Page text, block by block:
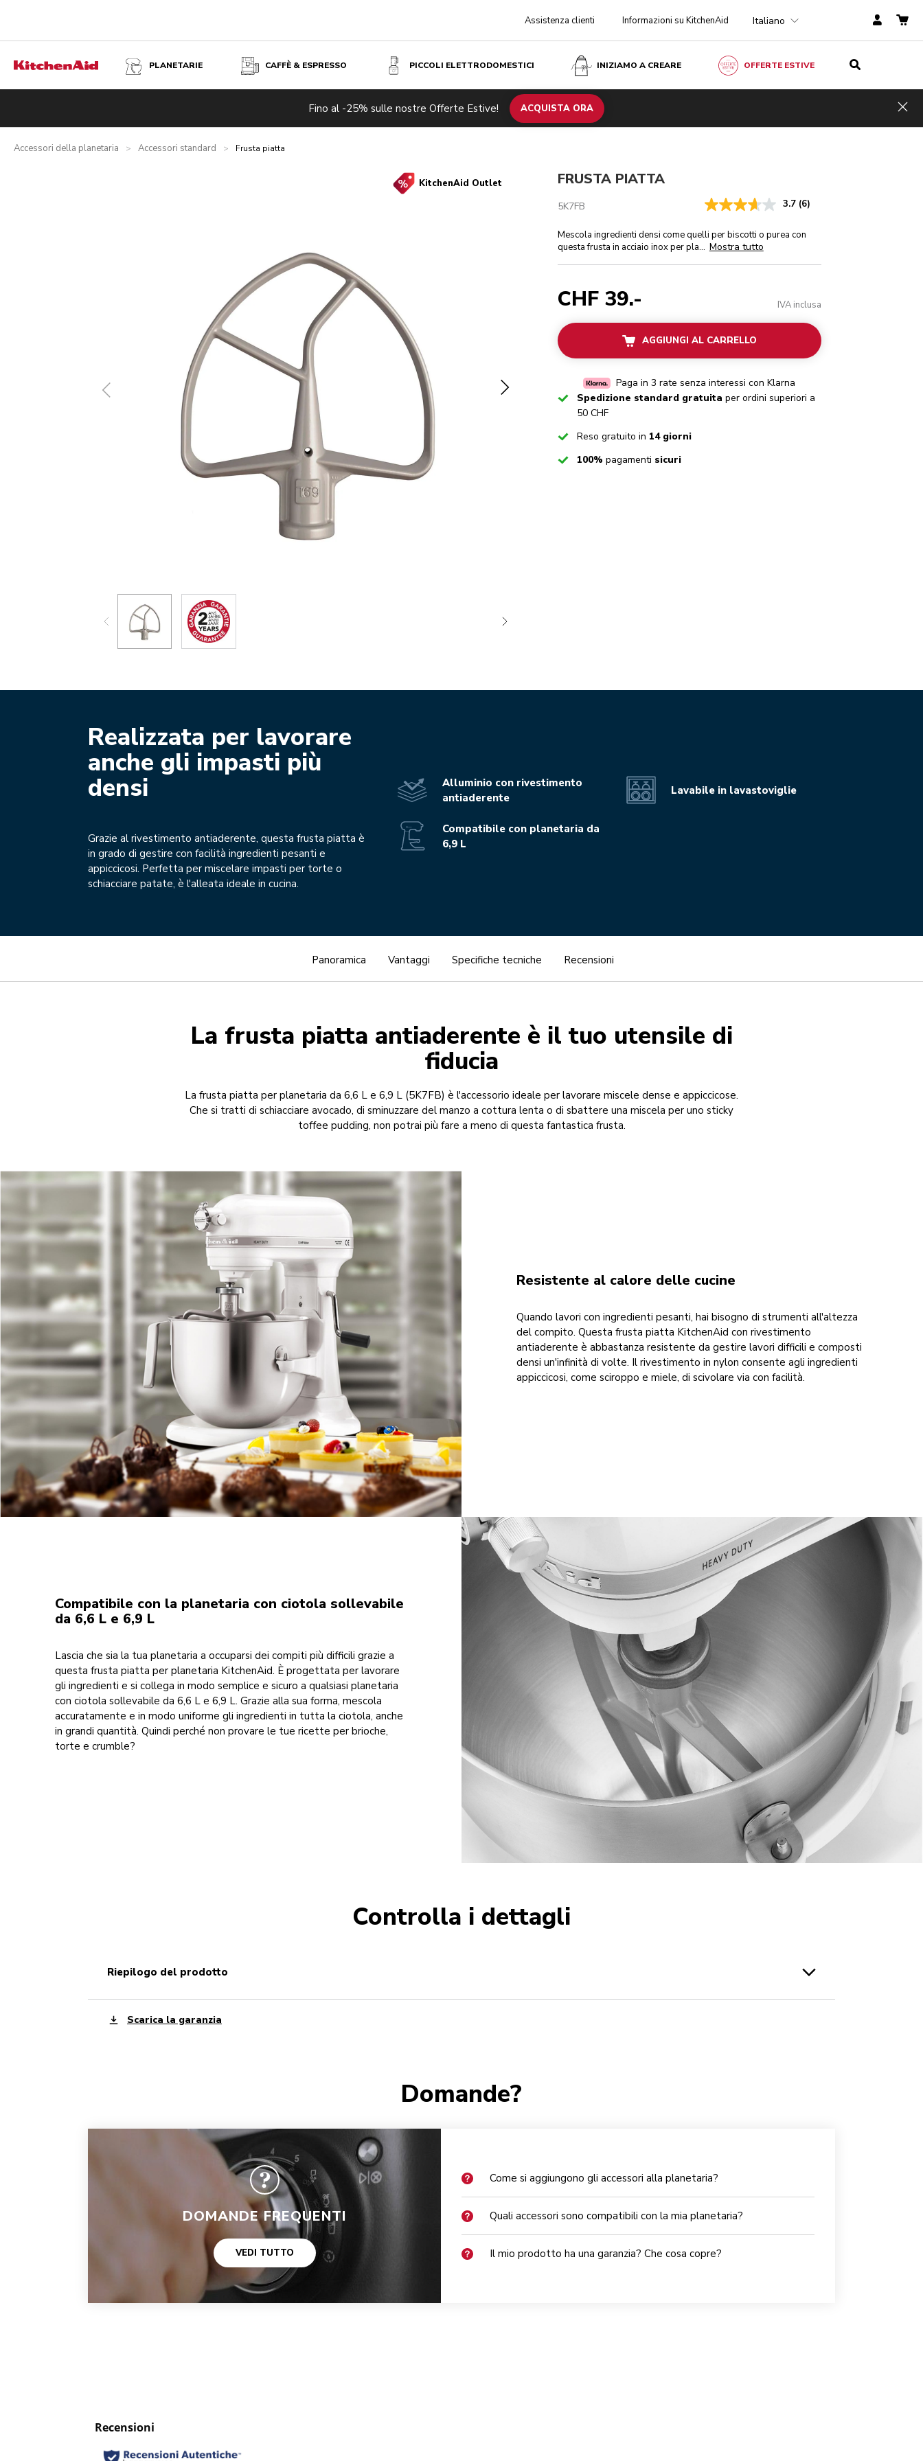
Assistenza clienti Informazioni su KitchenAid Italiano
PLANETARIE CAFFÈ & ESPRESSO PICCOLI ELETTRODOMESTICI INIZIAMO A CREARE OFFERTE ESTIVE
Fino al -25% sulle nostre Offerte Estive! ACQUISTA ORA
Accessori della planetaria > Accessori standard > Frusta piatta
KitchenAid Outlet FRUSTA PIATTA
5K7FB 3.7 (6)
Mescola ingredienti densi come quelli per biscotti o purea con
questa frusta in acciaio inox per pla... Mostra tutto
CHF 39.- IVA inclusa
AGGIUNGI AL CARRELLO
Paga in 3 rate senza interessi con Klarna
CheckedSpedizione standard gratuita per ordini superiori a
50 CHF
CheckedReso gratuito in 14 giorni
Checked
100% pagamenti sicuri
Realizzata per lavorare
anche gli impasti più
densi
Grazie al rivestimento antiaderente, questa frusta piatta è
in grado di gestire con facilità ingredienti pesanti e
appiccicosi. Perfetta per miscelare impasti per torte o
schiacciare patate, è l'alleata ideale in cucina.
Alluminio con rivestimento
antiaderente
Compatibile con planetaria da
6,9 L
Lavabile in lavastoviglie
Panoramica Vantaggi Specifiche tecniche Recensioni
La frusta piatta antiaderente è il tuo utensile di
fiducia
La frusta piatta per planetaria da 6,6 L e 6,9 L (5K7FB) è l'accessorio ideale per lavorare miscele dense e appiccicose.
Che si tratti di schiacciare avocado, di sminuzzare del manzo a cottura lenta o di sbattere una miscela per uno sticky
toffee pudding, non potrai più fare a meno di questa fantastica frusta.
Resistente al calore delle cucine
Quando lavori con ingredienti pesanti, hai bisogno di strumenti all'altezza
del compito. Questa frusta piatta KitchenAid con rivestimento
antiaderente è abbastanza resistente da gestire lavori difficili e composti
densi un'infinità di volte. Il rivestimento in nylon consente agli ingredienti
appiccicosi, come sciroppo e miele, di scivolare via con facilità.
Compatibile con la planetaria con ciotola sollevabile
da 6,6 L e 6,9 L
Lascia che sia la tua planetaria a occuparsi dei compiti più difficili grazie a
questa frusta piatta per planetaria KitchenAid. È progettata per lavorare
gli ingredienti e si collega in modo semplice e sicuro a qualsiasi planetaria
con ciotola sollevabile da 6,6 L e 6,9 L. Grazie alla sua forma, mescola
accuratamente e in modo uniforme gli ingredienti in tutta la ciotola, anche
in grandi quantità. Quindi perché non provare le tue ricette per brioche,
torte e crumble?
Controlla i dettagli
riepilogo del prodotto
Scarica la garanzia
Domande?
DOMANDE FREQUENTI
VEDI TUTTO
Come si aggiungono gli accessori alla planetaria?
Quali accessori sono compatibili con la mia planetaria?
Il mio prodotto ha una garanzia? Che cosa copre?